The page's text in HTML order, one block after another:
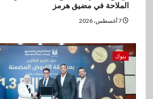
الملاحة في مضيق هرمز
بنوك